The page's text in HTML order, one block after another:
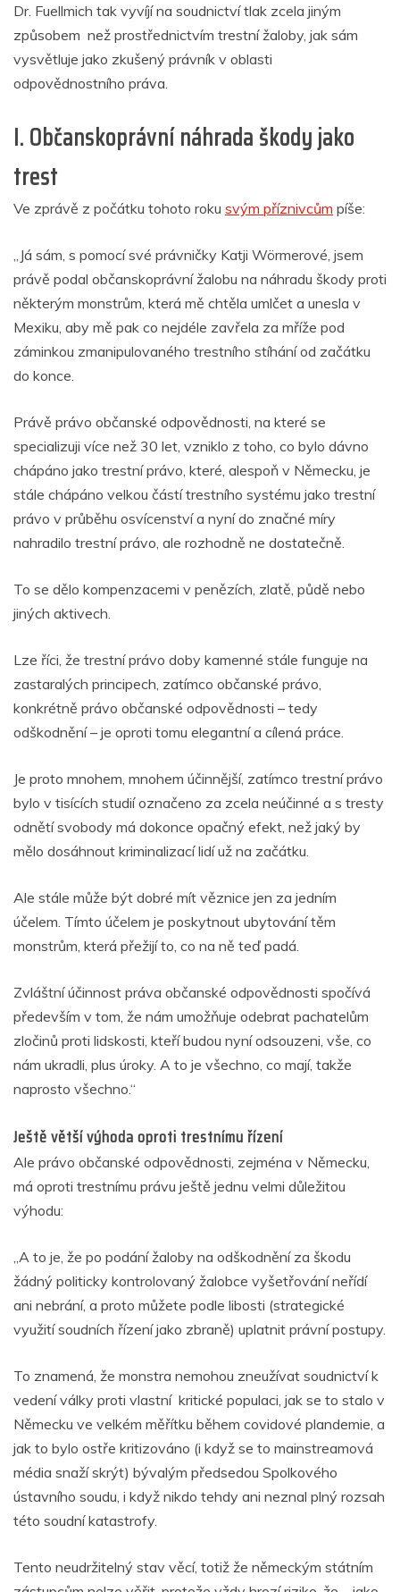
Dr. Fuellmich tak vyvíjí na soudnictví tlak zcela jiným
způsobem než prostřednictvím trestní žaloby, jak sám
vysvětluje jako zkušený právník v oblasti
odpovědnostního práva.
I. Občanskoprávní náhrada škody jako
trest
Ve zprávě z počátku tohoto roku svým příznivcům píše:
„Já sám, s pomocí své právničky Katji Wörmerové, jsem
právě podal občanskoprávní žalobu na náhradu škody proti
některým monstrům, která mě chtěla umlčet a unesla v
Mexiku, aby mě pak co nejdéle zavřela za mříže pod
záminkou zmanipulovaného trestního stíhání od začátku
do konce.
Právě právo občanské odpovědnosti, na které se
specializuji více než 30 let, vzniklo z toho, co bylo dávno
chápáno jako trestní právo, které, alespoň v Německu, je
stále chápáno velkou částí trestního systému jako trestní
právo v průběhu osvícenství a nyní do značné míry
nahradilo trestní právo, ale rozhodně ne dostatečně.
To se dělo kompenzacemi v penězích, zlatě, půdě nebo
jiných aktivech.
Lze říci, že trestní právo doby kamenné stále funguje na
zastaralých principech, zatímco občanské právo,
konkrétně právo občanské odpovědnosti – tedy
odškodnění – je oproti tomu elegantní a cílená práce.
Je proto mnohem, mnohem účinnější, zatímco trestní právo
bylo v tisících studií označeno za zcela neúčinné a s tresty
odnětí svobody má dokonce opačný efekt, než jaký by
mělo dosáhnout kriminalizací lidí už na začátku.
Ale stále může být dobré mít věznice jen za jedním
účelem. Tímto účelem je poskytnout ubytování těm
monstrům, která přežijí to, co na ně teď padá.
Zvláštní účinnost práva občanské odpovědnosti spočívá
především v tom, že nám umožňuje odebrat pachatelům
zločinů proti lidskosti, kteří budou nyní odsouzeni, vše, co
nám ukradli, plus úroky. A to je všechno, co mají, takže
naprosto všechno.“
Ještě větší výhoda oproti trestnímu řízení
Ale právo občanské odpovědnosti, zejména v Německu,
má oproti trestnímu právu ještě jednu velmi důležitou
výhodu:
„A to je, že po podání žaloby na odškodnění za škodu
žádný politicky kontrolovaný žalobce vyšetřování neřídí
ani nebrání, a proto můžete podle libosti (strategické
využití soudních řízení jako zbraně) uplatnit právní postupy.
To znamená, že monstra nemohou zneužívat soudnictví k
vedení války proti vlastní kritické populaci, jak se to stalo v
Německu ve velkém měřítku během covidové plandemie, a
jak to bylo ostře kritizováno (i když se to mainstreamová
média snaží skrýt) bývalým předsedou Spolkového
ústavního soudu, i když nikdo tehdy ani neznal plný rozsah
této soudní katastrofy.
Tento neudržitelný stav věcí, totiž že německým státním